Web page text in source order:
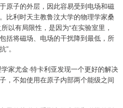
原子的外层，因此容易受到电场和磁
比利时天主教鲁汶大学的物理学家桑
以有局限性，是因为“在实验室里，
括将磁场、电场的干扰降到最低，所
。
家尤金·特卡利亚发现一个更好的解决
，不如使用在原子内部两个能级之间